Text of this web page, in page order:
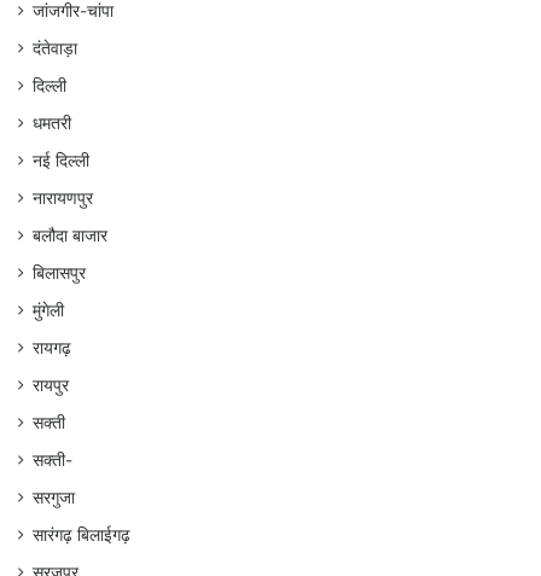
जांजगीर-चांपा
दंतेवाड़ा
दिल्ली
धमतरी
नई दिल्ली
नारायणपुर
बलौदा बाजार
बिलासपुर
मुंगेली
रायगढ़
रायपुर
सक्ती
सक्ती-
सरगुजा
सारंगढ़ बिलाईगढ़